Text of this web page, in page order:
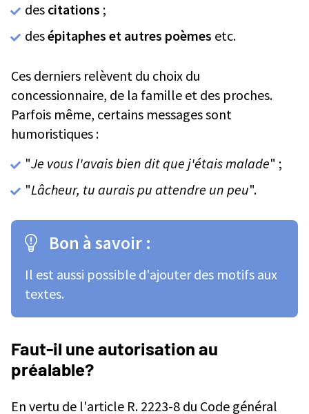
des citations ;
desépitaphes et autres poèmes etc.
Ces derniers relèvent du choix du
concessionnaire, de la famille et des proches.
Parfois même, certains messages sont
humoristiques :
"Je vous l'avais bien dit que j'étais malade" ;
"Lâcheur, tu aurais pu attendre un peu".
Bon à savoir :
Il est aussi possible d'ajouter des motifs aux
textes.
Faut-il une autorisation au
préalable?
En vertu de l'article R. 2223-8 du Code général